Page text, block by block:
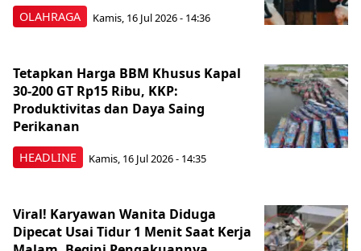
OLAHRAGA Kamis, 16 Jul 2026 - 14:36
HEADLINE
Tetapkan Harga BBM Khusus Kapal
30-200 GT Rp15 Ribu, KKP:
Produktivitas dan Daya Saing
Perikanan
Kamis, 16 Jul 2026 - 14:35
Viral! Karyawan Wanita Diduga
Dipecat Usai Tidur 1 Menit Saat Kerja